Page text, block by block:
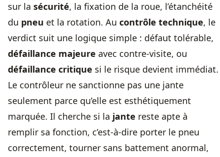
sur la sécurité, la fixation de la roue, l’étanchéité
du pneu et la rotation. Au contrôle technique, le
verdict suit une logique simple : défaut tolérable,
défaillance majeure avec contre-visite, ou
défaillance critique si le risque devient immédiat.
Le contrôleur ne sanctionne pas une jante
seulement parce qu’elle est esthétiquement
marquée. Il cherche si la jante reste apte à
remplir sa fonction, c’est-à-dire porter le pneu
correctement, tourner sans battement anormal,